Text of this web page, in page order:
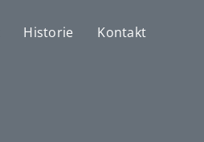
Historie Kontakt